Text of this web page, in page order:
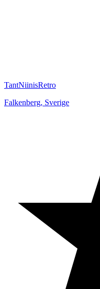
TantNiinisRetro
Falkenberg, Sverige